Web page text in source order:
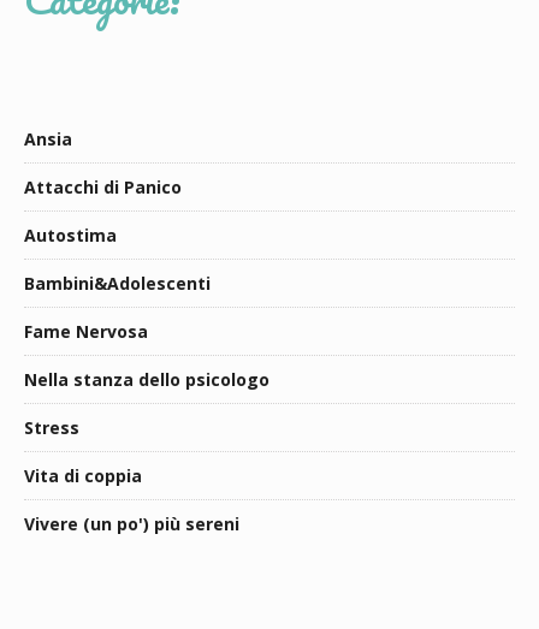
Ansia
Attacchi di Panico
Autostima
Bambini&Adolescenti
Fame Nervosa
Nella stanza dello psicologo
Stress
Vita di coppia
Vivere (un po') più sereni